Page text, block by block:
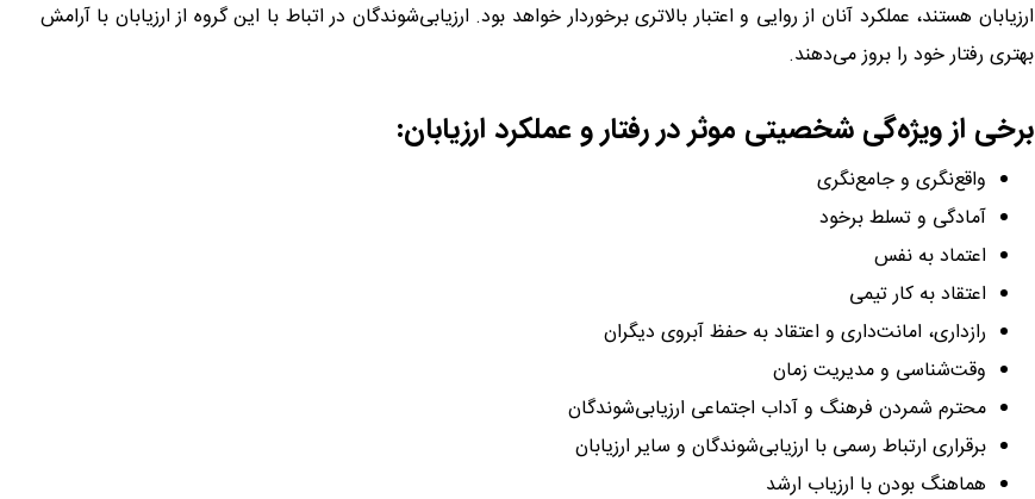
ارزیابان هستند، عملکرد آنان از روایی و اعتبار بالاتری برخوردار خواهد بود. ارزیابی‌شوندگان در اتباط با این گروه از ارزیابان با آرامش
بهتری رفتار خود را بروز می‌دهند.
برخی از ویژه‌گی شخصیتی موثر در رفتار و عملکرد ارزیابان:
واقع‌نگری و جامع‌نگری
آمادگی و تسلط برخود
اعتماد به نفس
اعتقاد به کار تیمی
رازداری، امانت‌داری و اعتقاد به حفظ آبروی دیگران
وقت‌شناسی و مدیریت زمان
محترم شمردن فرهنگ و آداب اجتماعی ارزیابی‌شوندگان
برقراری ارتباط رسمی با ارزیابی‌شوندگان و سایر ارزیابان
هماهنگ بودن با ارزیاب ارشد